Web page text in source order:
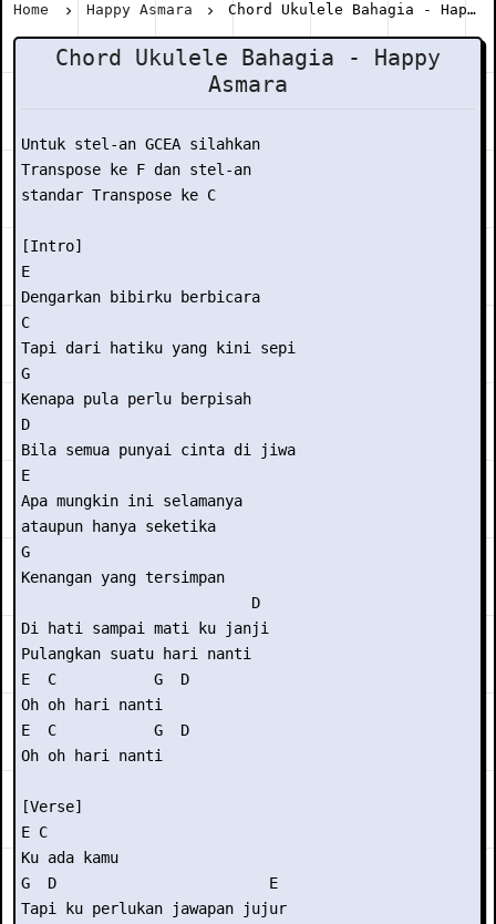
Home Happy Asmara Chord Ukulele Bahagia - Happy Asmara
Chord Ukulele Bahagia - Happy
Asmara
Untuk stel-an GCEA silahkan
Transpose ke F dan stel-an
standar Transpose ke C
[Intro]
E
Dengarkan bibirku berbicara
C
Tapi dari hatiku yang kini sepi
G
Kenapa pula perlu berpisah
D
Bila semua punyai cinta di jiwa
E
Apa mungkin ini selamanya
ataupun hanya seketika
G
Kenangan yang tersimpan
                          D
Di hati sampai mati ku janji
Pulangkan suatu hari nanti
E  C           G  D
Oh oh hari nanti
E  C           G  D
Oh oh hari nanti
[Verse]
E C
Ku ada kamu
G  D                        E
Tapi ku perlukan jawapan jujur